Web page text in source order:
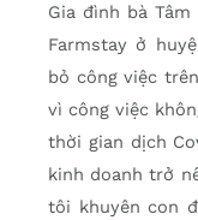
Gia đình bà
Farmstay ở
bỏ công việc
vì công việc
thời gian dịch
kinh doanh trở
tôi khuyên con